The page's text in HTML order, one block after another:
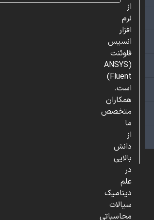
از
نرم
افزار
انسیس
فلوئنت
(ANSYS
Fluent)
است.
همکاران
متخصص
ما
از
دانش
بالایی
در
علم
دینامیک
سیالات
محاسباتی